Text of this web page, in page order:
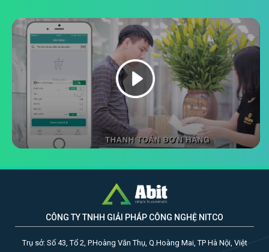
CÔNG TY TNHH GIẢI PHÁP CÔNG NGHỆ NITCO
Trụ sở: Số 43, Tổ 2, P.Hoàng Văn Thụ, Q.Hoàng Mai, TP Hà Nội, Việt